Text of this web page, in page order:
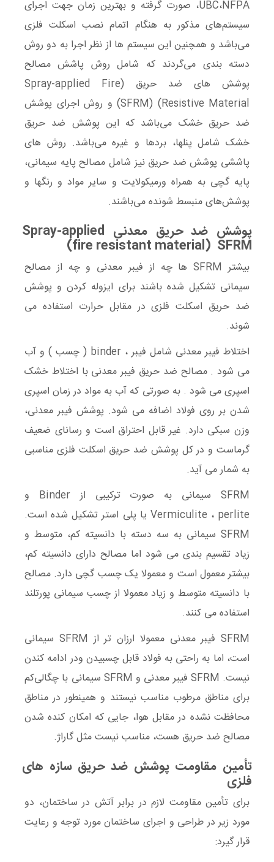
،UBC،NFPA صورت گرفته و بهترین زمان جهت اجرای
سیستم‌های مذکور به هنگام اتمام نصب اسکلت فلزی
می‌باشد و همچنین این سیستم ها از نظر اجرا به دو روش
دسته ‌بندی می‌گردند که شامل روش پاشش مصالح
پوشش های ضد حریق (Spray-applied Fire
Resistive Material) (SFRM) و روش اجرای پوشش‌
ضد حریق خشک می‌باشد که این پوشش‌ ضد حریق
خشک شامل پنلها، بردها و غیره می‌باشد. روش های
پاششی پوشش ضد حریق نیز شامل مصالح پایه سیمانی،
پایه گچی به همراه ورمیکولایت و سایر مواد و رنگها و
پوشش‌های منبسط شونده می‌باشند.
پوشش ضد حریق معدنی Spray-applied
fire resistant material) SFRM)
بیشتر SFRM ها چه از فیبر معدنی و چه از مصالح
سیمانی تشکیل شده باشند برای ایزوله کردن و پوشش
ضد حریق اسکلت فلزی در مقابل حرارت استفاده می
شوند.
اختلاط فیبر معدنی شامل فیبر ، binder ( چسب ) و آب
می شود . مصالح ضد حریق فیبر معدنی با اختلاط خشک
اسپری می شود . به صورتی که آب به مواد در زمان اسپری
شدن بر روی فولاد اضافه می شود. پوشش فیبر معدنی،
وزن سبکی دارد. غیر قابل احتراق است و رسانای ضعیف
گرماست و در کل پوشش ضد حریق اسکلت فلزی مناسبی
به شمار می آید.
SFRM سیمانی به صورت ترکیبی از Binder و
Vermiculite ، perlite یا پلی استر تشکیل شده است.
SFRM سیمانی به سه دسته با دانسیته کم، متوسط و
زیاد تقسیم بندی می شود اما مصالح دارای دانسیته کم،
بیشتر معمول است و معمولا یک چسب گچی دارد. مصالح
با دانسیته متوسط و زیاد معمولا از چسب سیمانی پورتلند
استفاده می کنند.
SFRM فیبر معدنی معمولا ارزان تر از SFRM سیمانی
است، اما به راحتی به فولاد قابل چسبیدن ودر ادامه کندن
نیست. SFRM فیبر معدنی و SFRM سیمانی با چگالی‌کم
برای مناطق مرطوب مناسب نیستند و همینطور در مناطق
محافظت نشده در مقابل هوا، جایی که امکان کنده شدن
مصالح ضد حریق هست، مناسب نیست مثل گاراژ.
تأمین مقاومت پوشش ضد حریق سازه های
فلزی
برای تأمین مقاومت لازم در برابر آتش در ساختمان، دو
مورد زیر در طراحی و اجرای ساختمان مورد توجه و رعایت
قرار گیرد: